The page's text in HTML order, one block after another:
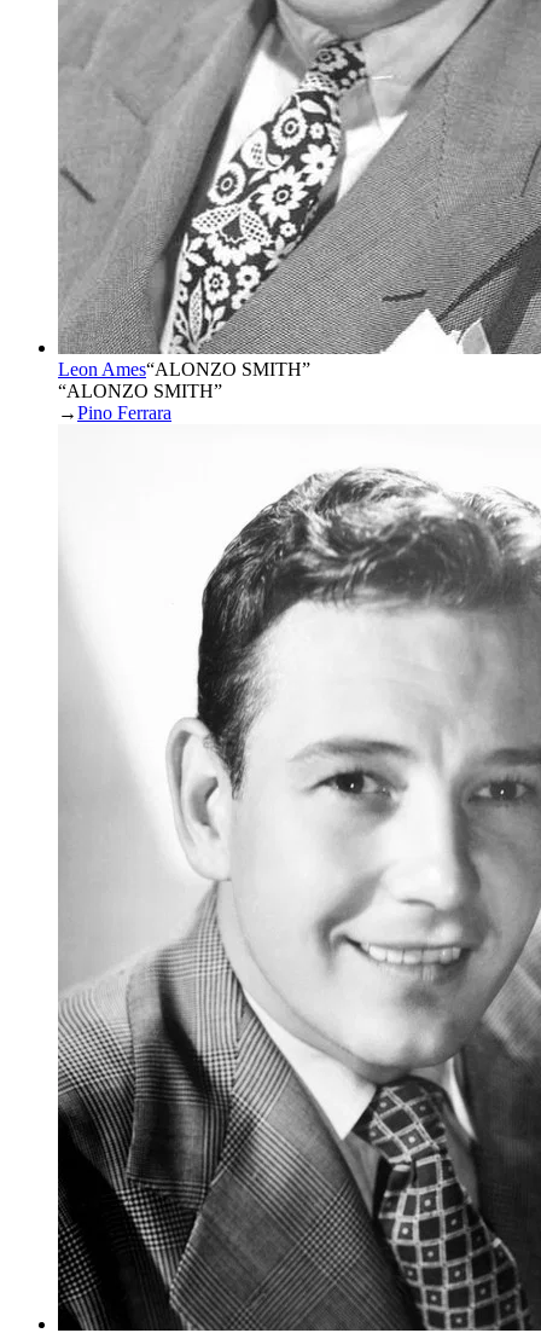
Leon Ames“ALONZO SMITH”
“ALONZO SMITH”
→Pino Ferrara